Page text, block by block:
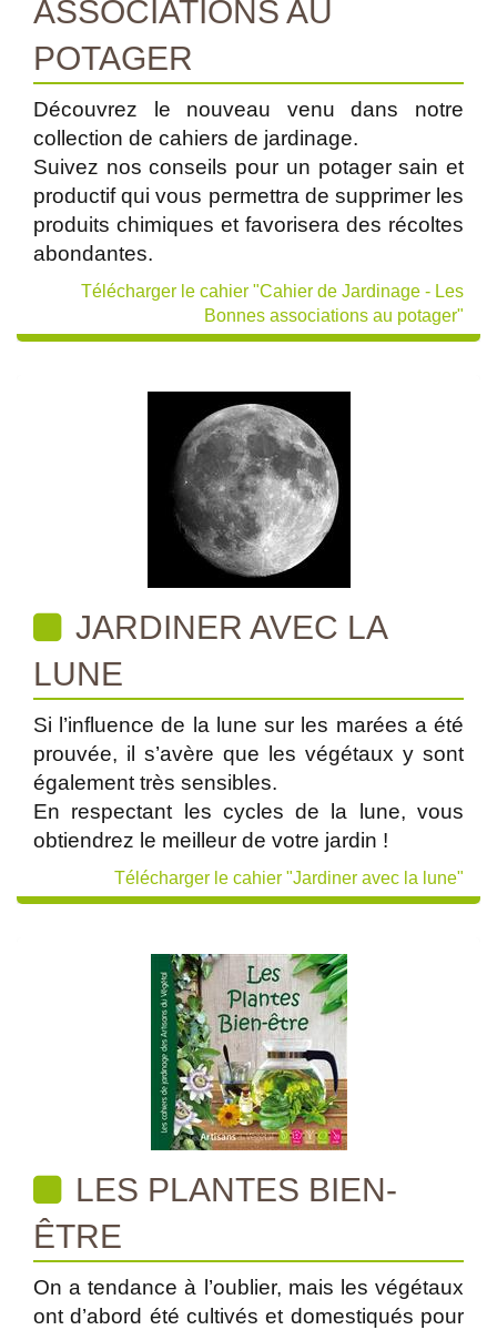
ASSOCIATIONS AU
POTAGER
Découvrez le nouveau venu dans notre
collection de cahiers de jardinage.
Suivez nos conseils pour un potager sain et
productif qui vous permettra de supprimer les
produits chimiques et favorisera des récoltes
abondantes.
Télécharger le cahier "Cahier de Jardinage - Les
Bonnes associations au potager"
JARDINER AVEC LA
LUNE
Si l’influence de la lune sur les marées a été
prouvée, il s’avère que les végétaux y sont
également très sensibles.
En respectant les cycles de la lune, vous
obtiendrez le meilleur de votre jardin !
Télécharger le cahier "Jardiner avec la lune"
LES PLANTES BIEN-
ÊTRE
On a tendance à l’oublier, mais les végétaux
ont d’abord été cultivés et domestiqués pour